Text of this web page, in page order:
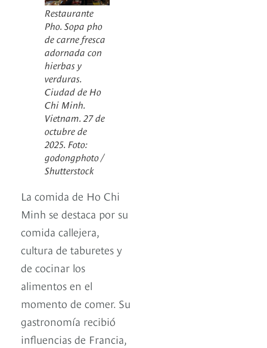
Restaurante
Pho. Sopa pho
de carne fresca
adornada con
hierbas y
verduras.
Ciudad de Ho
Chi Minh.
Vietnam. 27 de
octubre de
2025. Foto:
godongphoto /
Shutterstock
La comida de Ho Chi
Minh se destaca por su
comida callejera,
cultura de taburetes y
de cocinar los
alimentos en el
momento de comer. Su
gastronomía recibió
influencias de Francia,